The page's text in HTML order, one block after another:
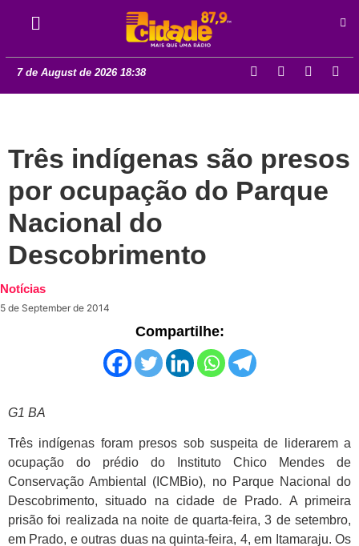
7 de August de 2026 18:38
Três indígenas são presos
por ocupação do Parque
Nacional do
Descobrimento
Notícias
5 de September de 2014
Compartilhe:
G1 BA
Três indígenas foram presos sob suspeita de liderarem a
ocupação do prédio do Instituto Chico Mendes de
Conservação Ambiental (ICMBio), no Parque Nacional do
Descobrimento, situado na cidade de Prado. A primeira
prisão foi realizada na noite de quarta-feira, 3 de setembro,
em Prado, e outras duas na quinta-feira, 4, em Itamaraju. Os